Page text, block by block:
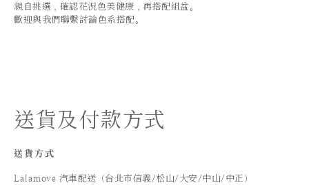
親自挑選，確認花況色美健康，再搭配組盆。
歡迎與我們聯繫討論色系搭配。
送貨及付款方式
送貨方式
Lalamove 汽車配送（台北市信義/松山/大安/中山/中正）